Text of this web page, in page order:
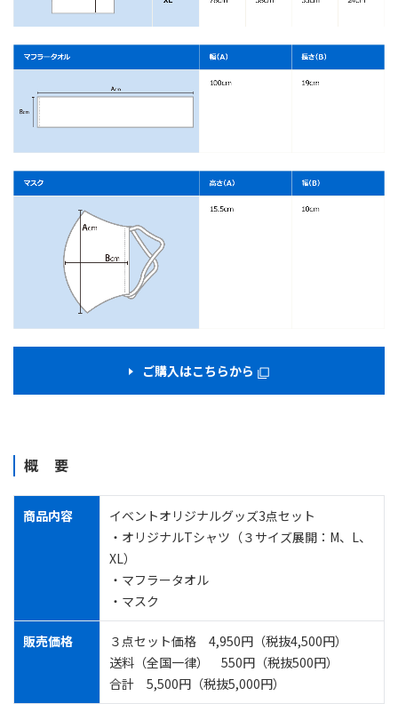
ご購入はこちらから
概 要
商品内容
イベントオリジナルグッズ3点セット
・オリジナルTシャツ（３サイズ展開：M、L、
XL）
・マフラータオル
・マスク
販売価格
３点セット価格 4,950円（税抜4,500円）
送料（全国一律） 550円（税抜500円）
合計 5,500円（税抜5,000円）